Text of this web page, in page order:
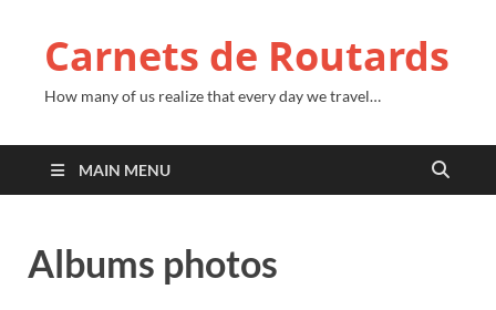
Carnets de Routards
How many of us realize that every day we travel…
MAIN MENU
Albums photos